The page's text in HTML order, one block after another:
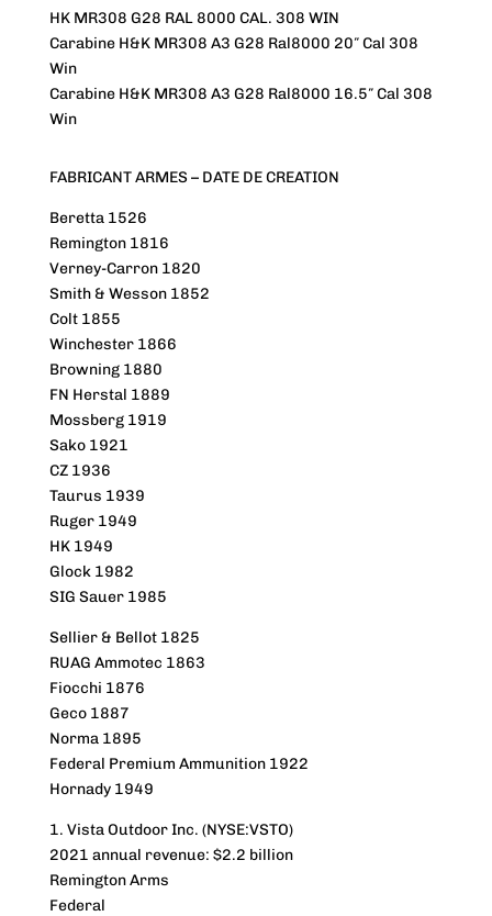
HK MR308 G28 RAL 8000 CAL. 308 WIN
Carabine H&K MR308 A3 G28 Ral8000 20″ Cal 308
Win
Carabine H&K MR308 A3 G28 Ral8000 16.5″ Cal 308
Win
FABRICANT ARMES – DATE DE CREATION
Beretta 1526
Remington 1816
Verney-Carron 1820
Smith & Wesson 1852
Colt 1855
Winchester 1866
Browning 1880
FN Herstal 1889
Mossberg 1919
Sako 1921
CZ 1936
Taurus 1939
Ruger 1949
HK 1949
Glock 1982
SIG Sauer 1985
Sellier & Bellot 1825
RUAG Ammotec 1863
Fiocchi 1876
Geco 1887
Norma 1895
Federal Premium Ammunition 1922
Hornady 1949
1. Vista Outdoor Inc. (NYSE:VSTO)
2021 annual revenue: $2.2 billion
Remington Arms
Federal